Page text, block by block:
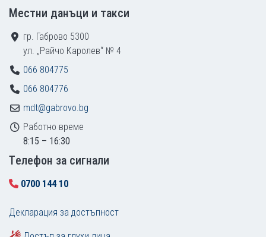
Местни данъци и такси
гр. Габрово 5300
ул. „Райчо Каролев“ № 4
066 804775
066 804776
mdt@gabrovo.bg
Работно време
8:15 – 16:30
Tелефон за сигнали
0700 144 10
Декларация за достъпност